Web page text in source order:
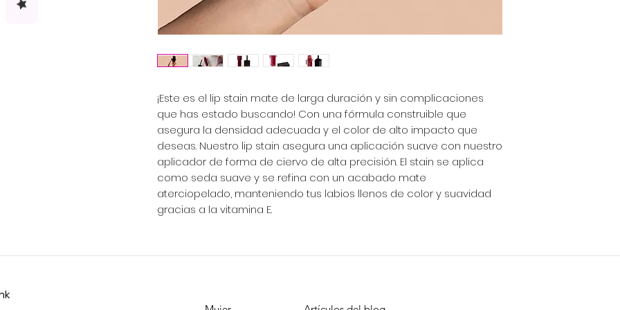
¡Este es el lip stain mate de larga duración y sin complicaciones
que has estado buscando! Con una fórmula construible que
asegura la densidad adecuada y el color de alto impacto que
deseas. Nuestro lip stain asegura una aplicación suave con nuestro
aplicador de forma de ciervo de alta precisión. El stain se aplica
como seda suave y se refina con un acabado mate
aterciopelado, manteniendo tus labios llenos de color y suavidad
gracias a la vitamina E.